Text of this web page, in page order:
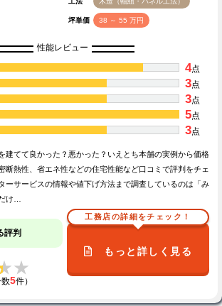
坪単価 38 ～ 55 万円
性能レビュー
4点
3点
3点
5点
3点
建てて良かった？悪かった？いえとち本舗の実例から価格
断熱性、省エネ性などの住宅性能など口コミで評判をチェ
ーサービスの情報や値下げ方法まで調査しているのは「み
け…
評判
5件）
工務店の詳細をチェック！
もっと詳しく見る